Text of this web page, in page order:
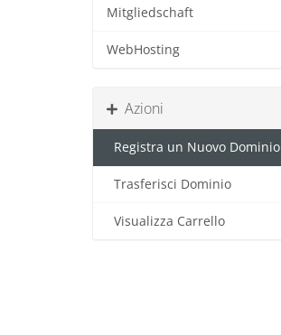
Mitgliedschaft
WebHosting
Azioni
Registra un Nuovo Dominio
Trasferisci Dominio
Visualizza Carrello